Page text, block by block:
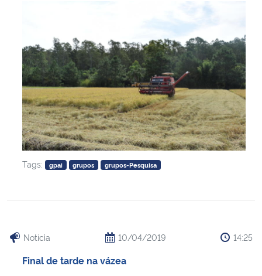
Tags: gpai grupos grupos-Pesquisa
Notícia 10/04/2019 14:25
Final de tarde na vázea